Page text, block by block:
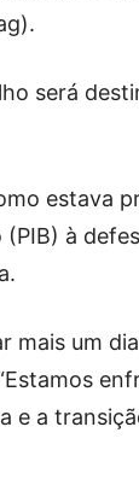
será
estava
à
mais um
e a